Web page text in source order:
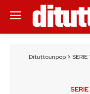
Dituttounpop> SERIE